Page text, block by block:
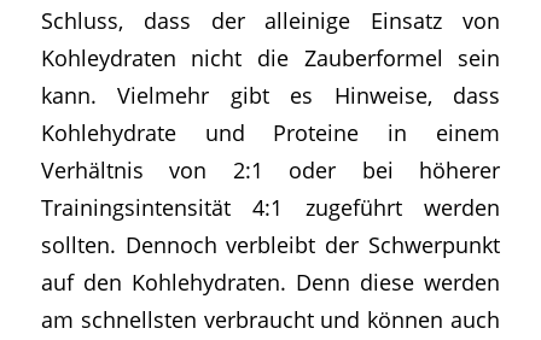
Schluss, dass der alleinige Einsatz von
Kohleydraten nicht die Zauberformel sein
kann. Vielmehr gibt es Hinweise, dass
Kohlehydrate und Proteine in einem
Verhältnis von 2:1 oder bei höherer
Trainingsintensität 4:1 zugeführt werden
sollten. Dennoch verbleibt der Schwerpunkt
auf den Kohlehydraten. Denn diese werden
am schnellsten verbraucht und können auch